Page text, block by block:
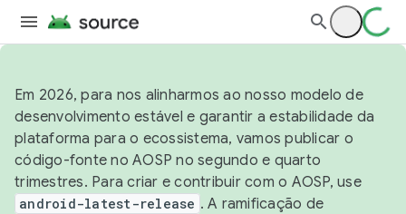
Em 2026, para nos alinharmos ao nosso modelo de
desenvolvimento estável e garantir a estabilidade da
plataforma para o ecossistema, vamos publicar o
código-fonte no AOSP no segundo e quarto
trimestres. Para criar e contribuir com o AOSP, use
android-latest-release . A ramificação de